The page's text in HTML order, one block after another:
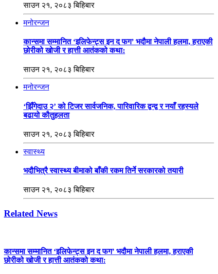
साउन २१, २०८३ बिहिबार
मनोरन्जन
कान्समा सम्मानित ‘इलिफेन्ट्स इन द फग’ भदौमा नेपाली हलमा, हराएकी
छोरीको खोजी र हात्ती आतंकको कथा:
साउन २१, २०८३ बिहिबार
मनोरन्जन
‘झिँगेदाउ २’ को टिजर सार्वजनिक, पारिवारिक द्वन्द्व र नयाँ रहस्यले
बढायो कौतुहलता
साउन २१, २०८३ बिहिबार
स्वास्थ्य
भदौभित्रै स्वास्थ्य बीमाको बाँकी रकम तिर्ने सरकारको तयारी
साउन २१, २०८३ बिहिबार
Related News
कान्समा सम्मानित ‘इलिफेन्ट्स इन द फग’ भदौमा नेपाली हलमा, हराएकी
छोरीको खोजी र हात्ती आतंकको कथा: